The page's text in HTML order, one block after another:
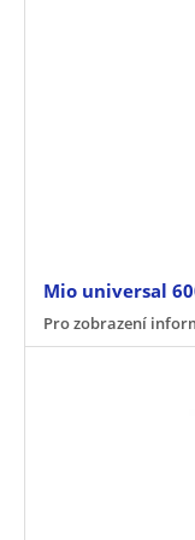
Mio universal
Pro zobrazení